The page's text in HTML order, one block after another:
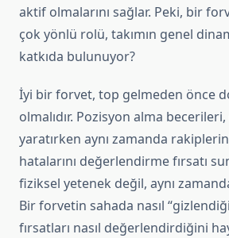
aktif olmalarını sağlar. Peki, bir
çok yönlü rolü, takımın genel
katkıda bulunuyor?
İyi bir forvet, top gelmeden önce
olmalıdır. Pozisyon alma
yaratırken aynı zamanda
hatalarını değerlendirme fırsatı
fiziksel yetenek değil, aynı
Bir forvetin sahada nasıl
fırsatları nasıl değerlendirdiğini